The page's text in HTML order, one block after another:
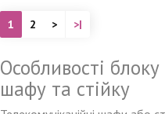
1 2 > >|
Особливості
шафу та стійку